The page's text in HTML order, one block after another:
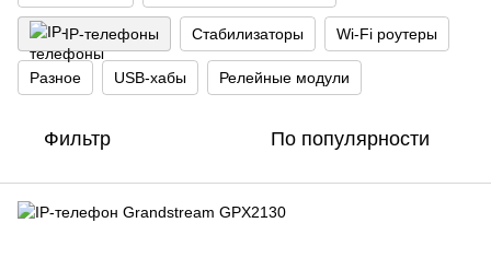
IP-телефоны Стабилизаторы Wi‑Fi роутеры
Разное USB-хабы Релейные модули
Фильтр По популярности